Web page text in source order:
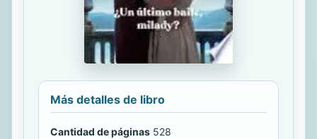
Más detalles de libro
Cantidad de páginas 528